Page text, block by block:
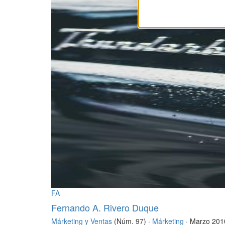
FA
Fernando A. Rivero Duque
Márketing y Ventas (Núm. 97) · Márketing · Marzo